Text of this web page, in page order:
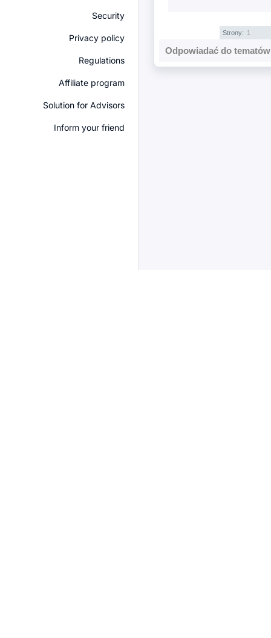
Security
Privacy policy
Regulations
Affiliate program
Solution for Advisors
Inform your friend
Strony: 1
Odpowiadać do